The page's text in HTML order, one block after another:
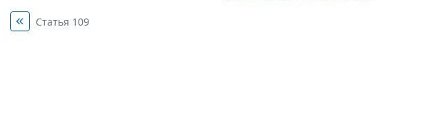
Статья 109